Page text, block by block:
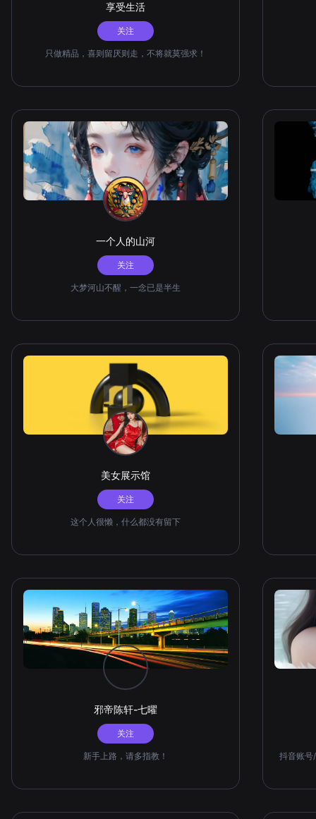
享受生活
关注
只做精品，喜则留厌则走，不将就莫强求！
一个人的山河
关注
大梦河山不醒，一念已是半生
美女展示馆
关注
这个人很懒，什么都没有留下
邪帝陈轩-七曜
关注
新手上路，请多指教！ 抖音账号